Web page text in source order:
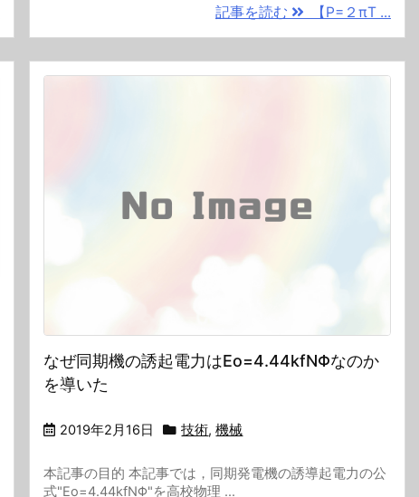
記事を読む 【P=２πT ...
なぜ同期機の誘起電力はEo=4.44kfNΦなのか
を導いた
2019年2月16日 技術,機械
本記事の目的 本記事では，同期発電機の誘導起電力の公
式"Eo=4.44kfNΦ"を高校物理 ...